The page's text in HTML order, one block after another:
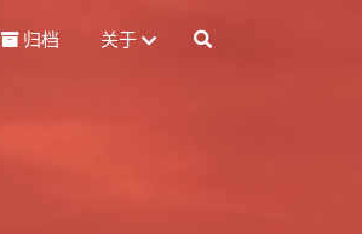
归档 关于